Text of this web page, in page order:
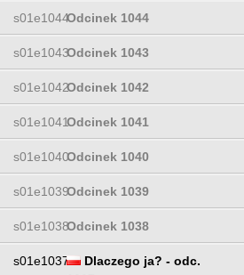
s01e1044Odcinek 1044
s01e1043Odcinek 1043
s01e1042Odcinek 1042
s01e1041Odcinek 1041
s01e1040Odcinek 1040
s01e1039Odcinek 1039
s01e1038Odcinek 1038
s01e1037
Dlaczego ja? - odc.